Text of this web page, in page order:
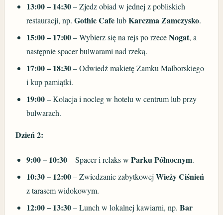
13:00 – 14:30– Zjedz obiad w jednej z pobliskich
restauracji, np. Gothic CafelubKarczma Zamczysko.
15:00 – 17:00– Wybierz się na rejs po rzeceNogat, a
następnie spacer bulwarami nad rzeką.
17:00 – 18:30– Odwiedź makietę Zamku Malborskiego
i kup pamiątki.
19:00– Kolacja i nocleg w hotelu w centrum lub przy
bulwarach.
Dzień 2:
9:00 – 10:30– Spacer i relaks w Parku Północnym.
10:30 – 12:00– Zwiedzanie zabytkowej Wieży Ciśnień
z tarasem widokowym.
12:00 – 13:30– Lunch w lokalnej kawiarni, np. Bar